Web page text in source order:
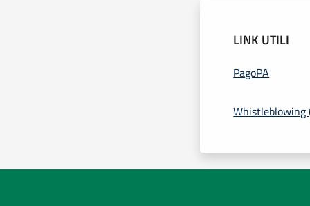
LINK UTILI
PagoPA
Whistleblowing